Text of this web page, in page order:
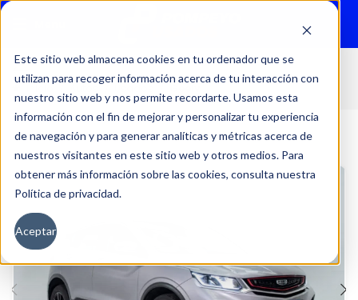
Este sitio web almacena cookies en tu ordenador que se
utilizan para recoger información acerca de tu interacción con
nuestro sitio web y nos permite recordarte. Usamos esta
información con el fin de mejorar y personalizar tu experiencia
de navegación y para generar analíticas y métricas acerca de
nuestros visitantes en este sitio web y otros medios. Para
obtener más información sobre las cookies, consulta nuestra
Política de privacidad.
Aceptar
Inicio Autos